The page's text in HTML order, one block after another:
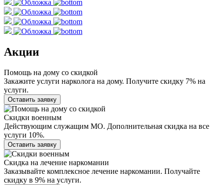
Акции
Помощь на дому со скидкой
Закажите услуги нарколога на дому. Получите скидку 7% на
услуги.
Оставить заявку
Скидки военным
Действующим служащим МО. Дополнительная скидка на все
услуги 10%.
Оставить заявку
Скидка на лечение наркомании
Заказывайте комплексное лечение наркомании. Получайте
скидку в 9% на услуги.